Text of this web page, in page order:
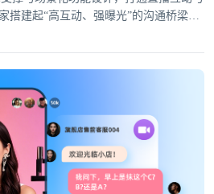
搭建起“高互动、强曝光”的沟通桥梁，